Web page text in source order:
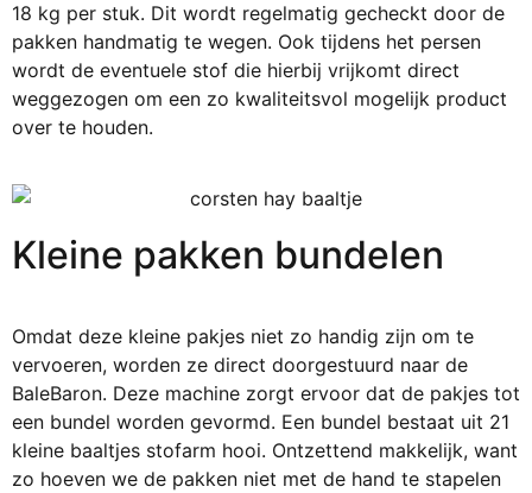
18 kg per stuk. Dit wordt regelmatig gecheckt door de
pakken handmatig te wegen. Ook tijdens het persen
wordt de eventuele stof die hierbij vrijkomt direct
weggezogen om een zo kwaliteitsvol mogelijk product
over te houden.
Kleine pakken bundelen
Omdat deze kleine pakjes niet zo handig zijn om te
vervoeren, worden ze direct doorgestuurd naar de
BaleBaron. Deze machine zorgt ervoor dat de pakjes tot
een bundel worden gevormd. Een bundel bestaat uit 21
kleine baaltjes stofarm hooi. Ontzettend makkelijk, want
zo hoeven we de pakken niet met de hand te stapelen